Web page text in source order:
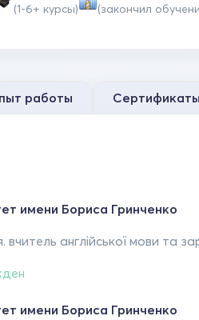
(1-6+ курсы) (закончил
работы Сертификаты
имени Бориса Гринченко
вчитель англійської мови та
имени Бориса Гринченко